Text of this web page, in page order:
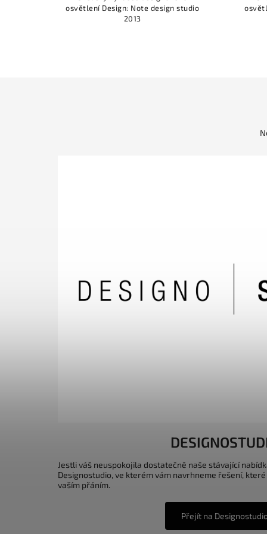
Design: Note design studio
osvětlení Design: Note
Jestli váš neuspokojila dostatečně naše stávající
Designostudio, ve kterém vám navrhneme řešení,
vaším přáním.
Přejít na Designostudio